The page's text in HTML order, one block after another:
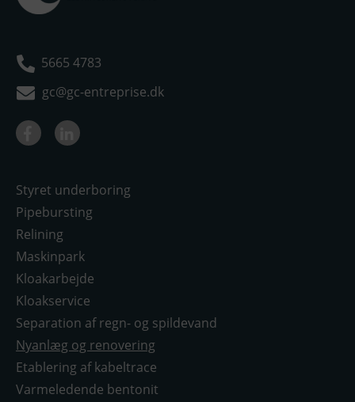
5665 4783
gc@gc-entreprise.dk
Styret underboring
Pipebursting
Relining
Maskinpark
Kloakarbejde
Kloakservice
Separation af regn- og spildevand
Nyanlæg og renovering
Etablering af kabeltrace
Varmeledende bentonit